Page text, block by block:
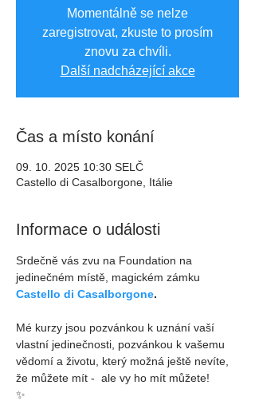
Momentálně se nelze
zaregistrovat, zkuste to prosím
znovu za chvíli.
Další nadcházející akce
Čas a místo konání
09. 10. 2025 10:30 SELČ
Castello di Casalborgone, Itálie
Informace o události
Srdečně vás zvu na Foundation na
jedinečném místě, magickém zámku
Castello di Casalborgone.
Mé kurzy jsou pozvánkou k uznání vaší
vlastní jedinečnosti, pozvánkou k vašemu
vědomí a životu, který možná ještě nevíte,
že můžete mít -  ale vy ho mít můžete!
✨